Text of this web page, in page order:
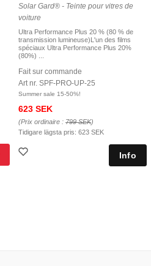
Solar Gard® - Teinte pour vitres de
voiture
Ultra Performance Plus 20 % (80 % de
transmission lumineuse)L'un des films
spéciaux Ultra Performance Plus 20%
(80%) ...
Fait sur commande
Art nr. SPF-PRO-UP-25
Summer sale 15-50%!
623 SEK
(Prix ordinaire : 799 SEK)
Tidigare lägsta pris: 623 SEK